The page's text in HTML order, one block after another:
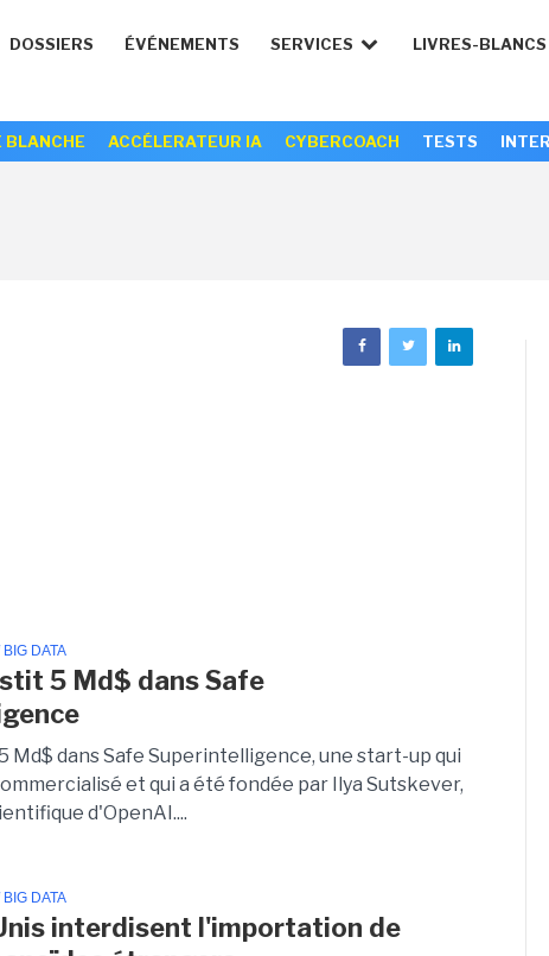
DOSSIERS ÉVÉNEMENTS SERVICES LIVRES-BLANCS
BLANCHE ACCÉLERATEUR IA CYBERCOACH TESTS
BIG DATA
5 Md$ dans Safe
Md$ dans Safe Superintelligence, une start-up qui
et qui a été fondée par Ilya Sutskever,
d'OpenAI....
BIG DATA
interdisent l'importation de